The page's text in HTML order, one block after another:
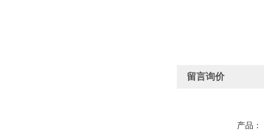
留言询价
产品：